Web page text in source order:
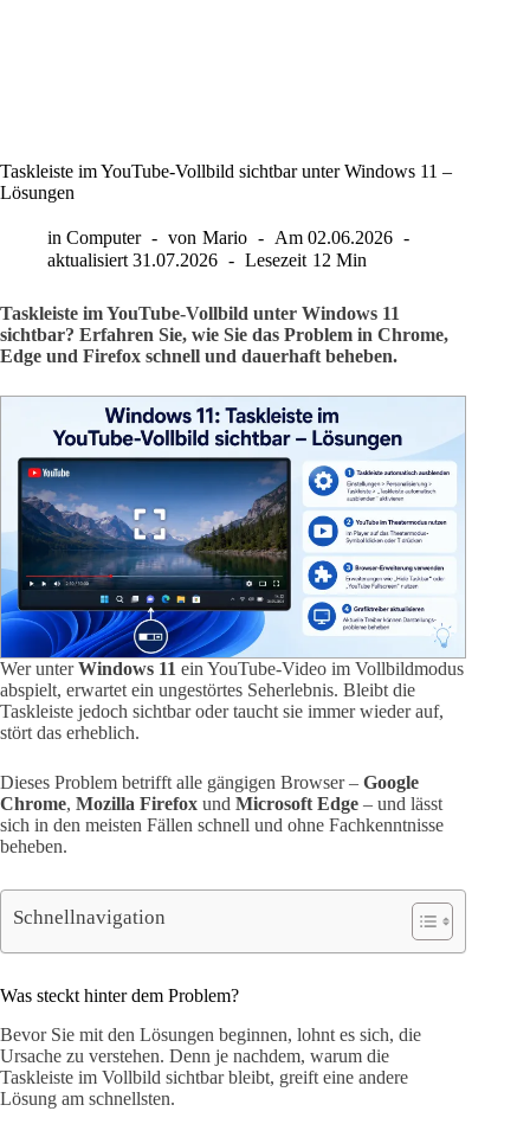
Taskleiste im YouTube-Vollbild sichtbar unter Windows 11 –
Lösungen
in Computer von Mario Am 02.06.2026
aktualisiert 31.07.2026 Lesezeit 12 Min
Taskleiste im YouTube-Vollbild unter Windows 11
sichtbar? Erfahren Sie, wie Sie das Problem in Chrome,
Edge und Firefox schnell und dauerhaft beheben.
Wer unterWindows 11 ein YouTube-Video im Vollbildmodus
abspielt, erwartet ein ungestörtes Seherlebnis. Bleibt die
Taskleiste jedoch sichtbar oder taucht sie immer wieder auf,
stört das erheblich.
Dieses Problem betrifft alle gängigen Browser – Google
Chrome, Mozilla Firefox und Microsoft Edge – und lässt
sich in den meisten Fällen schnell und ohne Fachkenntnisse
beheben.
Schnellnavigation
Was steckt hinter dem Problem?
Bevor Sie mit den Lösungen beginnen, lohnt es sich, die
Ursache zu verstehen. Denn je nachdem, warum die
Taskleiste im Vollbild sichtbar bleibt, greift eine andere
Lösung am schnellsten.